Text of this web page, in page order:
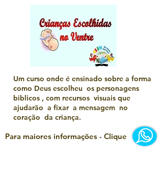
Um curso onde é ensinado sobre a forma
como Deus escolheu os personagens
biblicos , com recursos visuais que
ajudarão a fixar a mensagem no
coração da criança.
Para maiores informações - Clique